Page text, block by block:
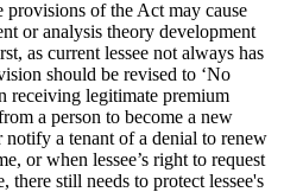
of the Act may cause
or analysis theory development
as current lessee not always has
should be revised to ‘No
receiving legitimate premium
a person to become a new
notify a tenant of a denial to renew
or when lessee’s right to request
still needs to protect lessee's